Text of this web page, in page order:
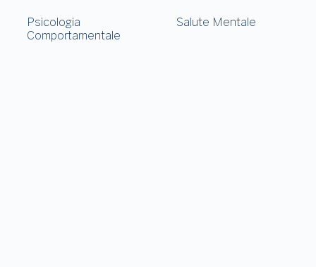
Psicologia
Comportamentale
Salute Mentale